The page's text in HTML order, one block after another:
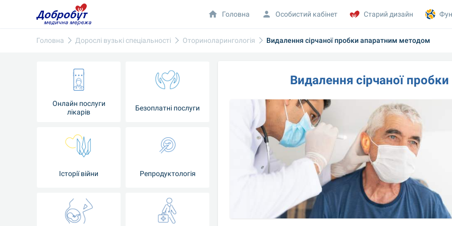
Головна Дорослі вузькі спеціальності Оториноларингологія Видалення сірчаної пробки апаратним методом
Онлайн послуги
лікарів
Безоплатні послуги
Історії війни Репродуктологія
Видалення сірчаної
Головна Особистий кабінет Старий дизайн